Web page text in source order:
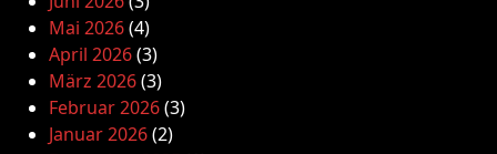
Mai 2026(4)
April 2026(3)
März 2026(3)
Februar 2026(3)
Januar 2026(2)